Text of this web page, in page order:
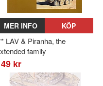
MER INFO KÖP
LAV & Piranha, the
family
kr